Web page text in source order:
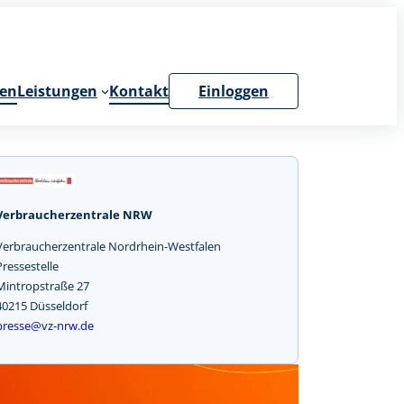
Leistungen Kontakt Einloggen
NRW
Nordrhein-Westfalen
27
Düsseldorf
nrw.de